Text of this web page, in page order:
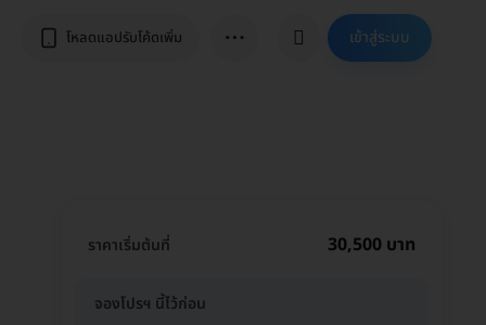
โหลดแอปรับโค้ดเพิ่ม ⋯ เข้าสู่ระบบ
ราคาเริ่มต้นที่ 30,500 บาท
จองโปรฯ นี้ไว้ก่อน